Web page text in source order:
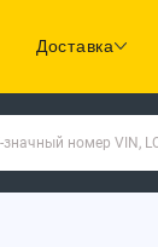
Доставка
значный номер VIN,